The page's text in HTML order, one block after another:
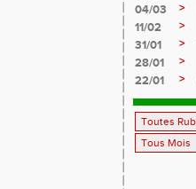
04/03
>
11/02
>
31/01
>
28/01
>
22/01
>